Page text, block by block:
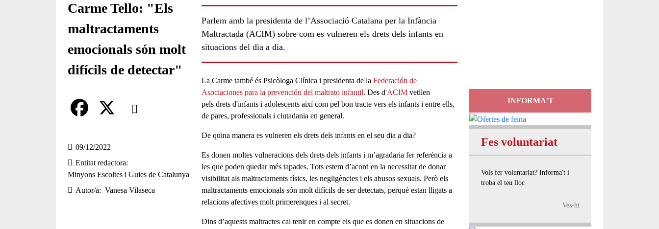
Carme Tello: "Els
maltractaments
emocionals són molt
difícils de detectar"
Comparteix
a
c
09/12/2022
Entitat redactora
Minyons Escoltes i Guies de Catalunya
Autor/a
Vanesa Vilaseca
Parlem amb la presidenta de l’Associació Catalana per la Infància
Maltractada (ACIM) sobre com es vulneren els drets dels infants en
situacions del dia a dia.
La Carme també és Psicòloga Clínica i presidenta de la Federación de
Asociaciones para la prevención del maltrato infantil. Des d'ACIMvetllen
pels drets d'infants i adolescents així com pel bon tracte vers els infants i entre ells,
de pares, professionals i ciutadania en general.
De quina manera es vulneren els drets dels infants en el seu dia a dia?
Es donen moltes vulneracionsdels drets dels infants i m’agradaria fer referència a
les que poden quedar més tapades. Tots estem d’acord en la necessitat de donar
visibilitat als maltractaments físics, les negligències i els abusos sexuals. Però els
maltractaments emocionals són molt difícils de ser detectats, perquè estan lligats a
relacions afectives molt primerenques i al secret.
Dins d’aquests maltractes cal tenir en compte els que es donen en situacions de
INFORMA'T
Fes voluntariat
Vols fer voluntariat? Informa't i
troba el teu lloc
Ves-hi